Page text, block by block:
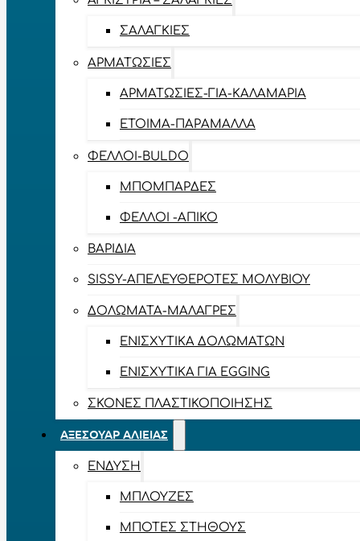
ΣΑΛΑΓΚΙΈΣ
ΑΡΜΑΤΩΣΙΈΣ
ΑΡΜΑΤΩΣΙΈΣ-ΓΙΑ-ΚΑΛΑΜΆΡΙΑ
ΈΤΟΙΜΑ-ΠΑΡΆΜΑΛΛΑ
ΦΕΛΛΟΊ-BULDO
ΜΠΟΜΠΆΡΔΕΣ
ΦΕΛΛΟΊ -ΑΠΊΚΟ
ΒΑΡΊΔΙΑ
SISSY-ΑΠΕΛΕΥΘΕΡΟΤΈΣ ΜΟΛΥΒΙΟΎ
ΔΟΛΏΜΑΤΑ-ΜΑΛΆΓΡΕΣ
ΕΝΙΣΧΥΤΙΚΆ ΔΟΛΩΜΆΤΩΝ
ΕΝΙΣΧΥΤΙΚΆ ΓΙΑ EGGING
ΣΚΌΝΕΣ ΠΛΑΣΤΙΚΟΠΟΊΗΣΗΣ
ΑΞΕΣΟΥΆΡ ΑΛΙΕΊΑΣ
ΈΝΔΥΣΗ
ΜΠΛΟΎΖΕΣ
ΜΠΌΤΕΣ ΣΤΉΘΟΥΣ